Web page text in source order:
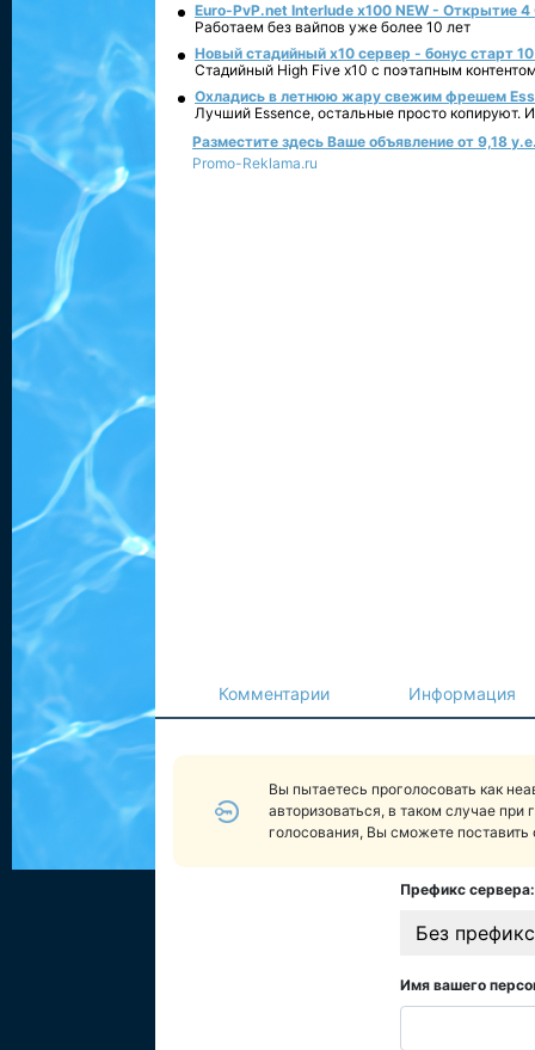
Euro-PvP.net Interlude х100 NEW - Открытие 4
Работаем без вайпов уже более 10 лет
Новый стадийный х10 сервер - бонус старт
Стадийный High Five x10 с поэтапным
Охладись в летнюю жару свежим фрешем
Лучший Essence, остальные просто копируют.
Разместите здесь Ваше объявление от 9,18
Promo-Reklama.ru
Комментарии Информация
Вы пытаетесь проголосовать как
авторизоваться, в таком случае при
голосования, Вы сможете поставить
Префикс сервера:
Без
Имя вашего